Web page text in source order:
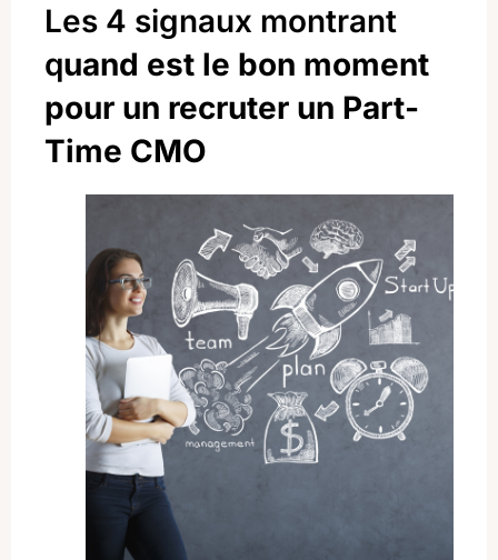
Les 4 signaux montrant
quand est le bon moment
pour un recruter un Part-
Time CMO